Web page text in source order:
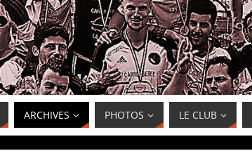
ARCHIVES PHOTOS LE CLUB